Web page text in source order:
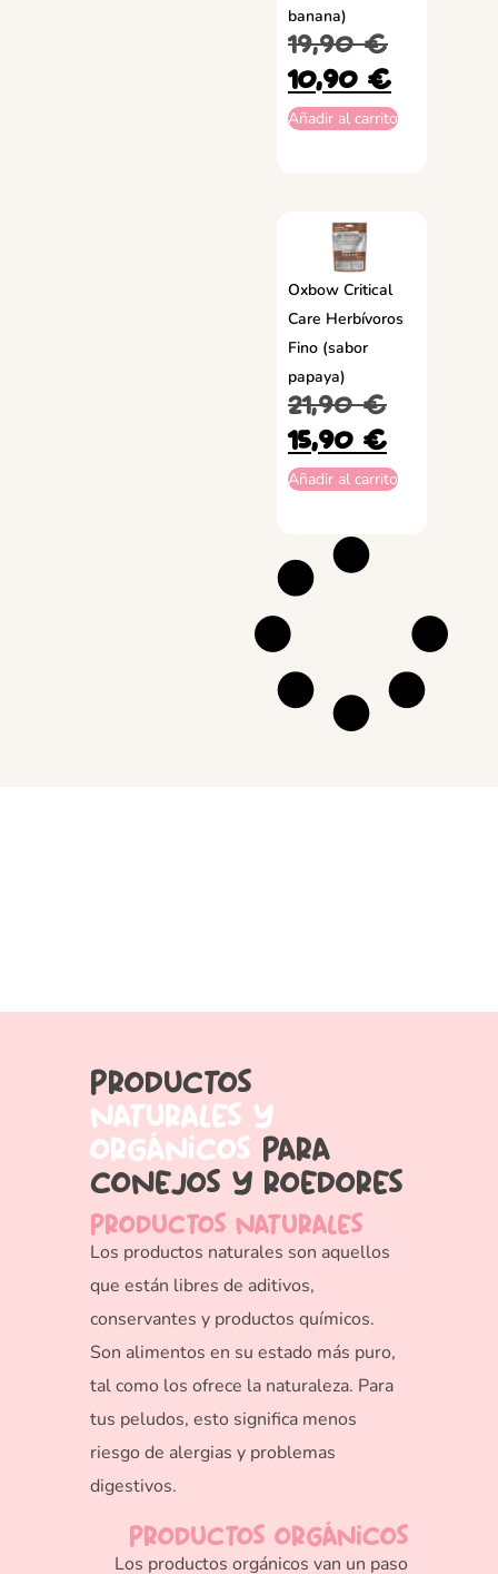
banana)
19,90€
10,90 €
Añadir al carrito
Oxbow Critical
Care Herbívoros
Fino (sabor
papaya)
21,90€
15,90 €
Añadir al carrito
productos
naturales y
orgánicos para
conejos y roedores
productos naturales
Los productos naturales son aquellos
que están libres de aditivos,
conservantes y productos químicos.
Son alimentos en su estado más puro,
tal como los ofrece la naturaleza. Para
tus peludos, esto significa menos
riesgo de alergias y problemas
digestivos.
productos orgánicos
Los productos orgánicos van un paso